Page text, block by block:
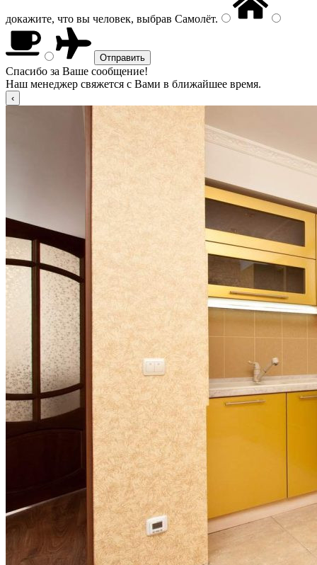
докажите, что вы человек, выбрав Самолёт.
Спасибо за Ваше сообщение!
Наш менеджер свяжется с Вами в ближайшее время.